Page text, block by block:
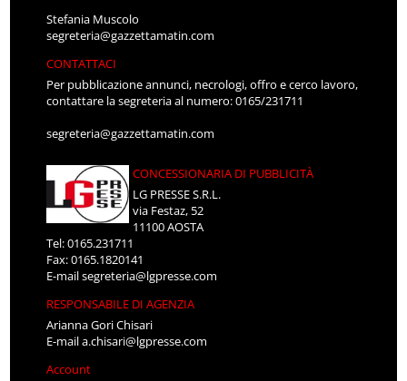
Stefania Muscolo
segreteria@gazzettamatin.com
CONTATTACI
Per pubblicazione annunci, necrologi, offro e cerco lavoro,
contattare la segreteria al numero: 0165/231711
segreteria@gazzettamatin.com
CONCESSIONARIA DI PUBBLICITÀ
LG PRESSE S.R.L.
via Festaz, 52
11100 AOSTA
Tel: 0165.231711
Fax: 0165.1820141
E-mailsegreteria@lgpresse.com
RESPONSABILE DI AGENZIA
Arianna Gori Chisari
E-maila.chisari@lgpresse.com
Account